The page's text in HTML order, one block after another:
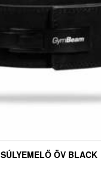
ÖV BLACK